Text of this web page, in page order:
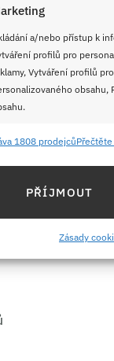
a/nebo přístup k
profilů pro
Vytváření profilů
obsahu,
zařízení na
přesných
aktivně
chyb,
1808 prodejců
PŘÍJMOUT
Zásady